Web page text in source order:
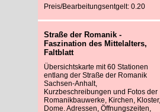
Preis/Bearbeitungsentgelt: 0.20
Straße der Romanik -
Faszination des Mittelalters,
Faltblatt
Übersichtskarte mit 60 Stationen
entlang der Straße der Romanik
Sachsen-Anhalt,
Kurzbeschreibungen und Fotos der
Romanikbauwerke, Kirchen, Kloster,
Dome. Adressen, Öffnungszeiten,